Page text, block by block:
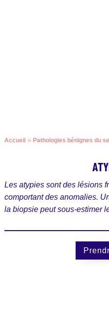
Accueil » Pathologies bénignes du
Les atypies sont des lésions
comportant des anomalies.
la biopsie peut sous-estimer